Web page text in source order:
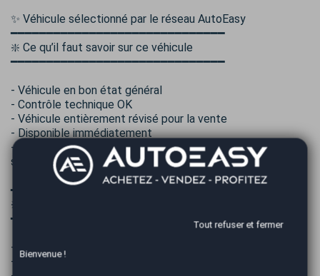
✨ Véhicule sélectionné par le réseau AutoEasy
━━━━━━━━━━━━━━━━━━━━━━━━━━━━━━
❇️ Ce qu’il faut savoir sur ce véhicule
━━━━━━━━━━━━━━━━━━━━━━━━━━━━━━
- Véhicule en bon état général
- Contrôle technique OK
- Véhicule entièrement révisé pour la vente
- Disponible immédiatement
- Liste complète des options et équipements sur notre
site AUTOEASY
━━━━━━━━━━━━━━━━━━━━━━━━━━━━━━
❇️ Nos services
━━━━━━━━━━━━━━━━━━━━━━━━━━━━━━
- Financement possible
- Reprise possible de votre véhicule
Tout refuser et fermer
Bienvenue !